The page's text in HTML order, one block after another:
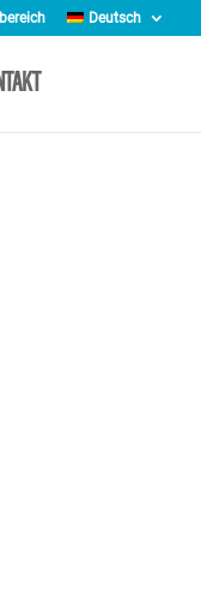
Deutsch